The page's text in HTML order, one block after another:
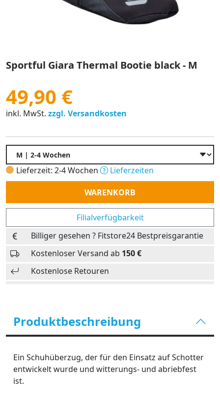
Sportful Giara Thermal Bootie black - M
49,90 €
inkl. MwSt. zzgl. Versandkosten
Lieferzeit: 2-4 Wochen
Lieferzeiten
Anzahl
WARENKORB
Filialverfügbarkeit
Billiger gesehen ? Fitstore24 Bestpreisgarantie
Kostenloser Versand ab 150 €
Kostenlose Retouren
Produktbeschreibung
Ein Schuhüberzug, der für den Einsatz auf Schotter
entwickelt wurde und witterungs- und abriebfest
ist.